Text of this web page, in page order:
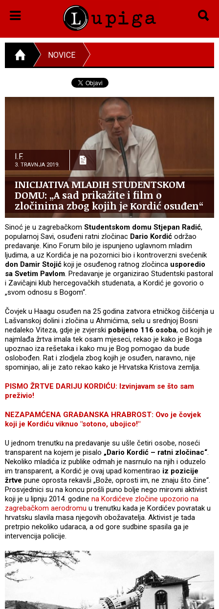
NOVICE
I.F.
3. TRAVNJA 2019.
INICIJATIVA MLADIH STUDENTSKOM
DOMU: „A sad prikažite i film o
zločinima zbog kojih je Kordić osuđen“
Sinoć je u zagrebačkom Studentskom domu Stjepan Radić,
popularnoj Savi, osuđeni ratni zločinac Dario Kordić održao
predavanje. Kino Forum bilo je ispunjeno uglavnom mladim
ljudima, a uz Kordića je na pozornici bio i kontroverzni svećenik
don Damir Stojić koji je osuđenog ratnog zločinca usporedio
sa Svetim Pavlom. Predavanje je organizirao Studentski pastoral
i Zavičajni klub hercegovačkih studenata, a Kordić je govorio o
„svom odnosu s Bogom“.
Čovjek u Haagu osuđen na 25 godina zatvora etničkog čišćenja u
Lašvanskoj dolini i zločina u Ahmićima, selu u srednjoj Bosni
nedaleko Viteza, gdje je zvjerski pobijeno 116 osoba, od kojih je
najmlađa žrtva imala tek osam mjeseci, rekao je kako je Boga
upoznao iza rešetaka i kako mu je Bog pomogao da bude
oslobođen. Rat i zlodjela zbog kojih je osuđen, naravno, nije
spominjao, ali je zato rekao kako je Hrvatska Kristova zemlja.
PISMO ŽRTVE DARIJU KORDIĆU: Izvinjavam se što sam
preživio!
NEZAPAMĆENA GRAĐANSKA HRABROST: Ovo je čovjek
koji je Kordiću viknuo "sotono, ubojico!"
U jednom trenutku na predavanje su ušle četiri osobe, noseći
transparent na kojem je pisalo „Dario Kordić – ratni zločinac“.
Nekoliko mladića iz publike odmah je nasrnulo na njih i oduzelo
im transparent, a Kordić je ovaj upad komentirao iz pozicije
žrtve pune oprosta rekavši „Bože, oprosti im, ne znaju što čine“.
Prosvjednici su na koncu prošli puno bolje nego mirovni aktivist
koji je u lipnju 2014. godine na Kordićeve zločine upozorio na
zagrebačkom aerodromu u trenutku kada je Kordićev povratak u
hrvatsku slavila masa njegovih obožavatelja. Aktivist je tada
pretrpio nekoliko udaraca, a od gore sudbine spasila ga je
intervencija policije.